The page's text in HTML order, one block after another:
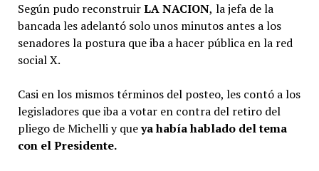
Según pudo reconstruirLA NACION, la jefa de la
bancada les adelantó solo unos minutos antes a los
senadores la postura que iba a hacer pública en la red
social X.
Casi en los mismos términos del posteo, les contó a los
legisladores que iba a votar en contra del retiro del
pliego de Michelli y queya había hablado del tema
con el Presidente.